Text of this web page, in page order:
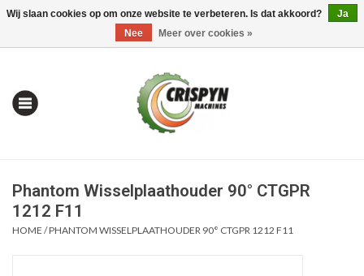
0 Artikelen - €0,00 Mijn account / Registreren
Phantom Wisselplaathouder 90° CTGPR
1212 F11
HOME /PHANTOM WISSELPLAATHOUDER 90° CTGPR 1212 F11
Wij slaan cookies op om onze website te verbeteren. Is dat akkoord?
Ja
Nee
Meer over cookies »